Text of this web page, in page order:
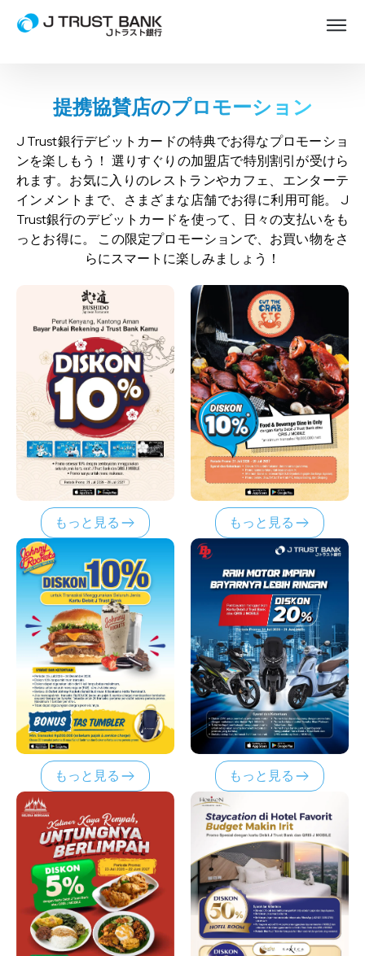
提携協賛店のプロモーション
J Trust銀行デビットカードの特典でお得なプロモーショ
ンを楽しもう！ 選りすぐりの加盟店で特別割引が受けら
れます。 お気に入りのレストランやカフェ、エンターテ
インメントまで、さまざまな店舗でお得に利用可能。 J
Trust銀行のデビットカードを使って、 日々の支払いをも
っとお得に。 この限定プロモーションで、お買い物をさ
らにスマートに楽しみましょう！
もっと見る もっと見る
もっと見る もっと見る